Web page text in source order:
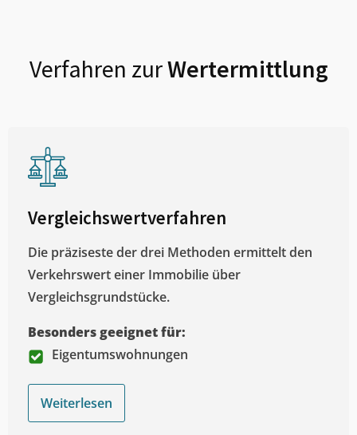
Verfahren zurWertermittlung
Vergleichswertverfahren
Die präziseste der drei Methoden ermittelt den
Verkehrswert einer Immobilie über
Vergleichsgrundstücke.
Besonders geeignet für:
Eigentumswohnungen
Weiterlesen